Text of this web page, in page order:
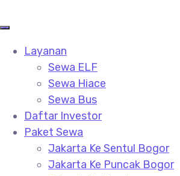
Layanan
Sewa ELF
Sewa Hiace
Sewa Bus
Daftar Investor
Paket Sewa
Jakarta Ke Sentul Bogor
Jakarta Ke Puncak Bogor